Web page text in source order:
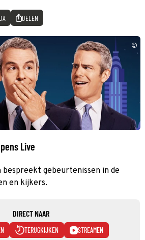
DELEN
©
Live
bespreekt gebeurtenissen in de
en kijkers.
DIRECT NAAR
TERUGKIJKEN STREAMEN